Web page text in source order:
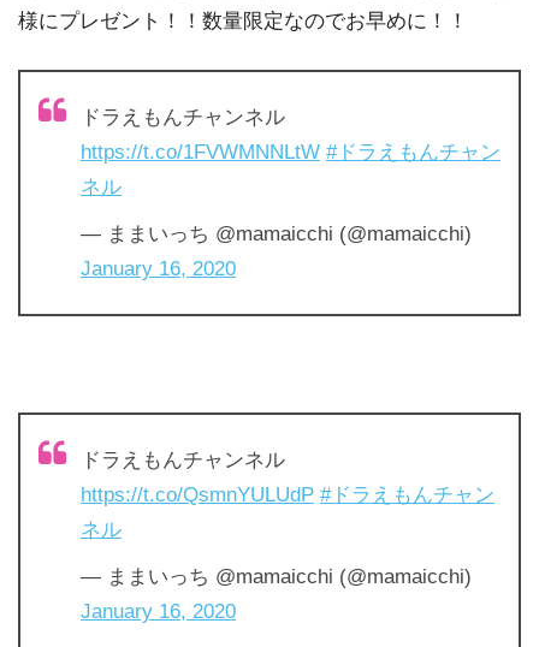
様にプレゼント！！数量限定なのでお早めに！！
ドラえもんチャンネル
https://t.co/1FVWMNNLtW #ドラえもんチャン
ネル
— ままいっち @mamaicchi (@mamaicchi)
January 16, 2020
ドラえもんチャンネル
https://t.co/QsmnYULUdP #ドラえもんチャン
ネル
— ままいっち @mamaicchi (@mamaicchi)
January 16, 2020